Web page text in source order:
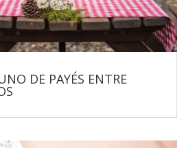
DE PAYÉS ENTRE